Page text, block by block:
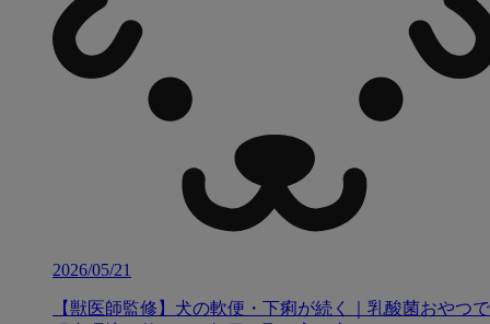
2026/05/21
【獣医師監修】犬の軟便・下痢が続く｜乳酸菌おやつで